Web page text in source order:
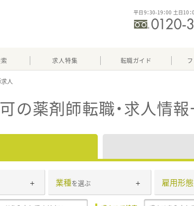
平日9：30-19：00 土日10：
求人特集 転職ガイド
の薬剤師転職・求人情
業種を選ぶ 雇用形